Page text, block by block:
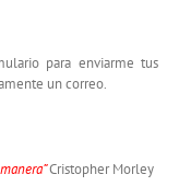
para enviarme tus
un correo.
Cristopher Morley